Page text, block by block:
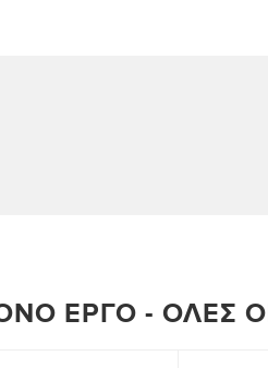
ΈΡΓΟ - ΌΛΕΣ